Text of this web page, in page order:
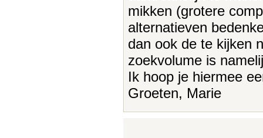
mikken (grotere
alternatieven
dan ook de te kijken
zoekvolume is
Ik hoop je hiermee
Groeten, Marie